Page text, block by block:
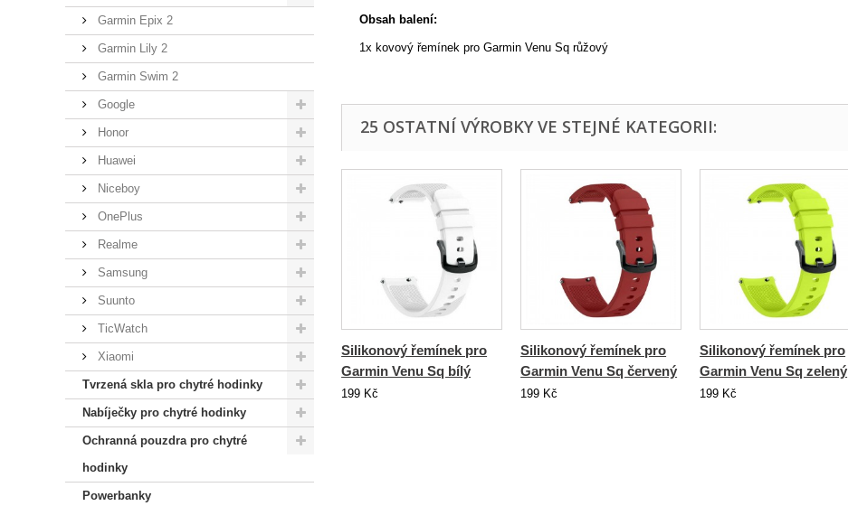
Garmin Epix 2
Garmin Lily 2
Garmin Swim 2
Google
Honor
Huawei
Niceboy
OnePlus
Realme
Samsung
Suunto
TicWatch
Xiaomi
Tvrzená skla pro chytré hodinky
Nabíječky pro chytré hodinky
Ochranná pouzdra pro chytré
hodinky
Powerbanky
Obsah balení:
1x kovový řemínek pro Garmin Venu Sq růžový
25 OSTATNÍ VÝROBKY VE STEJNÉ KATEGORII:
Silikonový řemínek pro
Garmin Venu Sq bílý
199 Kč
Silikonový řemínek pro
Garmin Venu Sq červený
199 Kč
Silikonový řemínek pro
Garmin Venu Sq zelený
199 Kč